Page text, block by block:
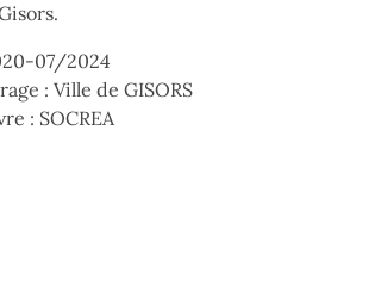
07/2024
: Ville de GISORS
: SOCREA